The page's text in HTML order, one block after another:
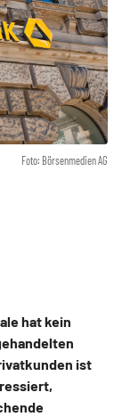
Foto: Börsenmedien AG
hat kein
ist